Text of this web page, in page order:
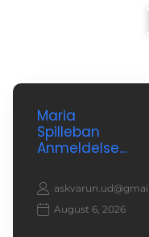
Maria
Spilleban
Anmeldelse…
August 6, 2026